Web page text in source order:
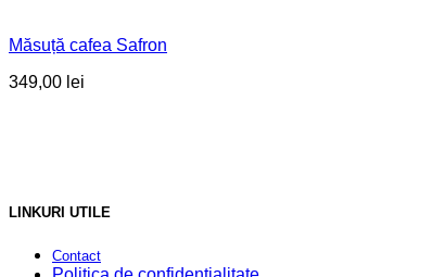
Măsuță cafea Safron
349,00 lei
LINKURI UTILE
Contact